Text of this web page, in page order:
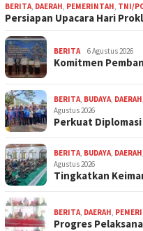
BERITA DAERAH PEMERINTAH TNI/
Persiapan Upacara Hari
BERITA 6 Agustus 2026
Komitmen
BERITA BUDAYA DAERAH
Agustus 2026
Perkuat
BERITA BUDAYA DAERAH
Agustus 2026
Tingkatkan
BERITA DAERAH
Progres